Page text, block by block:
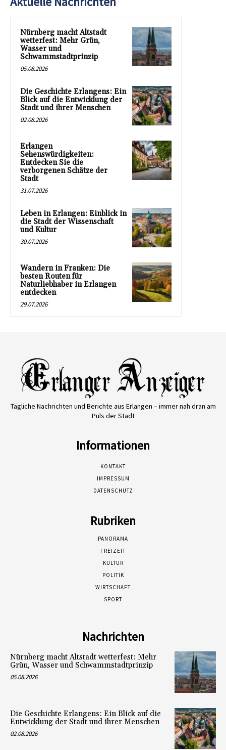
Nürnberg macht Altstadt
wetterfest: Mehr Grün,
Wasser und
Schwammstadtprinzip
05.08.2026
Die Geschichte Erlangens: Ein
Blick auf die Entwicklung der
Stadt und ihrer Menschen
02.08.2026
Erlangen
Sehenswürdigkeiten:
Entdecken Sie die
verborgenen Schätze der
Stadt
31.07.2026
Leben in Erlangen: Einblick in
die Stadt der Wissenschaft
und Kultur
30.07.2026
Wandern in Franken: Die
besten Routen für
Naturliebhaber in Erlangen
entdecken
29.07.2026
Tägliche Nachrichten und Berichte aus Erlangen – immer nah dran am
Puls der Stadt
Informationen
KONTAKT
IMPRESSUM
DATENSCHUTZ
Rubriken
PANORAMA
FREIZEIT
KULTUR
POLITIK
WIRTSCHAFT
SPORT
Nachrichten
Nürnberg macht Altstadt wetterfest: Mehr
Grün, Wasser und Schwammstadtprinzip
05.08.2026
Die Geschichte Erlangens: Ein Blick auf die
Entwicklung der Stadt und ihrer Menschen
02.08.2026